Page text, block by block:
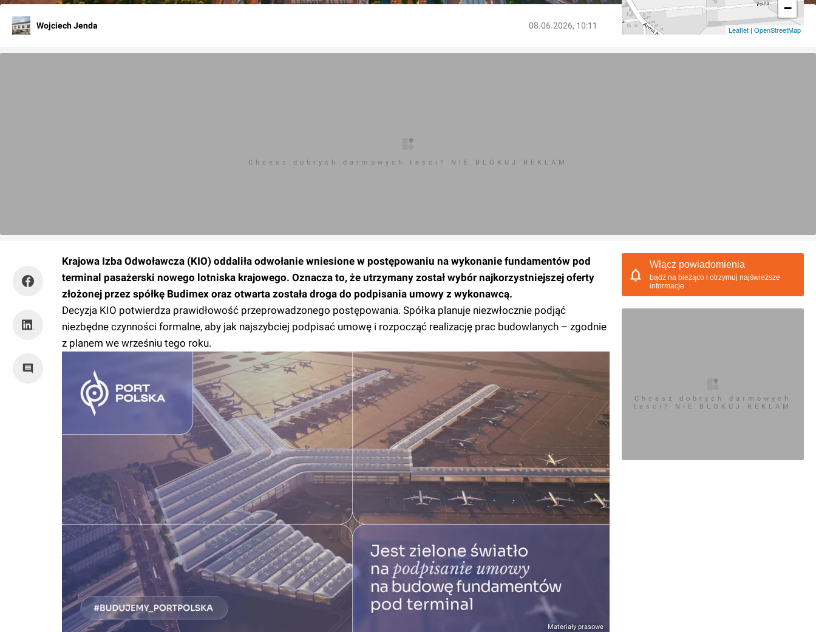
Wojciech Jenda 08.06.2026, 10:11
−
Leaflet | OpenStreetMap
Chcesz dobrych darmowych teści? NIE BLOKUJ REKLAM
Krajowa Izba Odwoławcza (KIO) oddaliła odwołanie wniesione w postępowaniu na wykonanie fundamentów pod
terminal pasażerski nowego lotniska krajowego. Oznacza to, że utrzymany został wybór najkorzystniejszej oferty
złożonej przez spółkę Budimex oraz otwarta została droga do podpisania umowy z wykonawcą.
Decyzja KIO potwierdza prawidłowość przeprowadzonego postępowania. Spółka planuje niezwłocznie podjąć
niezbędne czynności formalne, aby jak najszybciej podpisać umowę i rozpocząć realizację prac budowlanych – zgodnie
z planem we wrześniu tego roku.
Materiały prasowe
Włącz powiadomienia
bądź na bieżąco i otrzymuj najświeższe
informacje
Chcesz dobrych darmowych
teści? NIE BLOKUJ REKLAM